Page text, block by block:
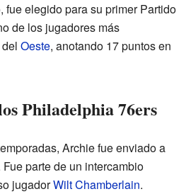
fue elegido para su primer Partido
de los jugadores más
Oeste, anotando 17 puntos en
Philadelphia 76ers
Archie fue enviado a
Fue parte de un intercambio
jugadorWilt Chamberlain.